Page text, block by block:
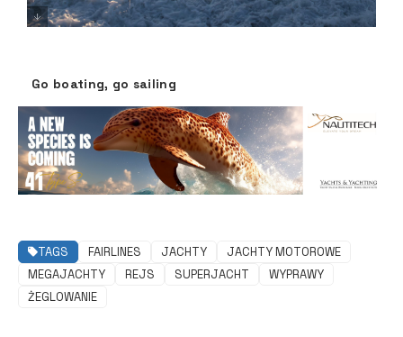
Go boating, go sailing
TAGS FAIRLINES JACHTY
JACHTY MOTOROWE
MEGAJACHTY
REJS SUPERJACHT
WYPRAWY
ŻEGLOWANIE